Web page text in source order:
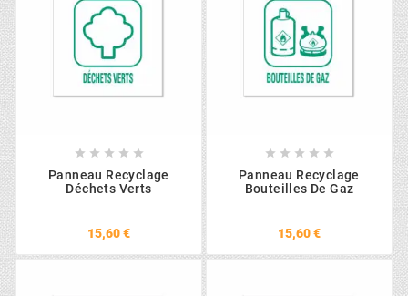
    
Panneau Recyclage
Déchets Verts
15,60 €
    
Panneau Recyclage
Bouteilles De Gaz
15,60 €